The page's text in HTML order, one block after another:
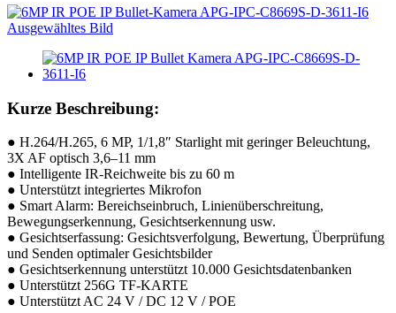
Kurze Beschreibung:
● H.264/H.265, 6 MP, 1/1,8″ Starlight mit geringer Beleuchtung,
3X AF optisch 3,6–11 mm
● Intelligente IR-Reichweite bis zu 60 m
● Unterstützt integriertes Mikrofon
● Smart Alarm: Bereichseinbruch, Linienüberschreitung,
Bewegungserkennung, Gesichtserkennung usw.
● Gesichtserfassung: Gesichtsverfolgung, Bewertung, Überprüfung
und Senden optimaler Gesichtsbilder
● Gesichtserkennung unterstützt 10.000 Gesichtsdatenbanken
● Unterstützt 256G TF-KARTE
● Unterstützt AC 24 V / DC 12 V / POE